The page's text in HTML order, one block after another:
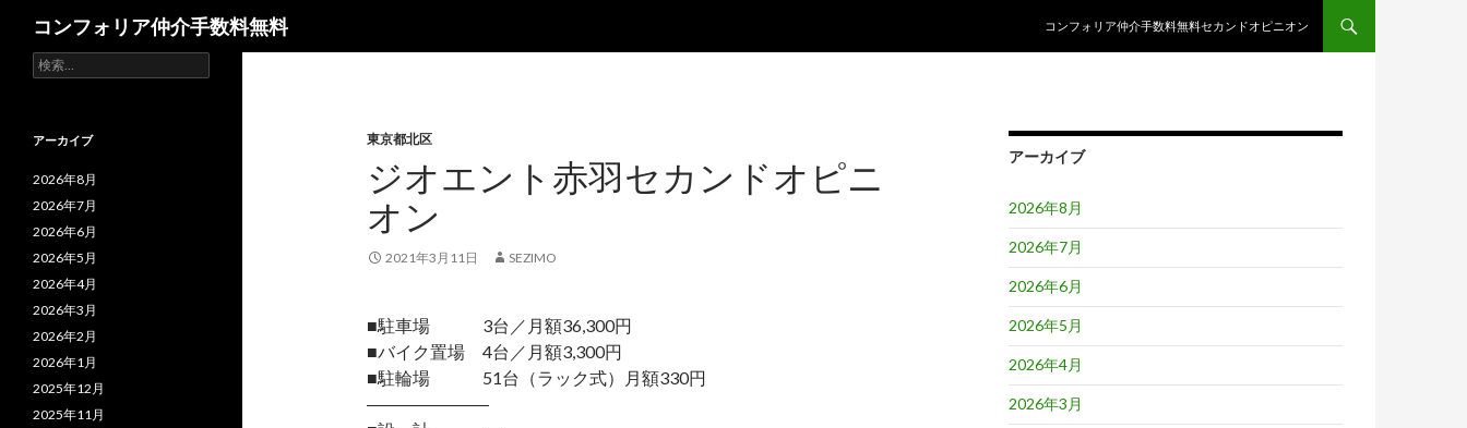
コンフォリア仲介手数料無料
コンフォリア仲介手数料無料セカンドオピニオン
東京都北区
ジオエント赤羽セカンドオピニ
オン
2021年3月11日 SEZIMO
■駐車場 3台／月額36,300円
■バイク置場 4台／月額3,300円
■駐輪場 51台（ラック式）月額330円
―――――――
アーカイブ
2026年8月
2026年7月
2026年6月
2026年5月
2026年4月
2026年3月
検
索:
アーカイブ
2026年8月
2026年7月
2026年6月
2026年5月
2026年4月
2026年3月
2026年2月
2026年1月
2025年12月
2025年11月